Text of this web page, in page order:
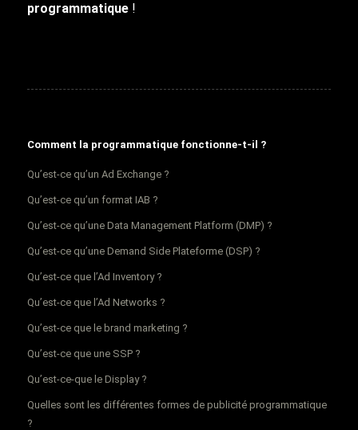
programmatique !
Comment la programmatique fonctionne-t-il ?
Qu’est-ce qu’un Ad Exchange ?
Qu’est-ce qu’un format IAB ?
Qu’est-ce qu’une Data Management Platform (DMP) ?
Qu’est-ce qu’une Demand Side Plateforme (DSP) ?
Qu’est-ce que l’Ad Inventory ?
Qu’est-ce que l’Ad Networks ?
Qu’est-ce que le brand marketing ?
Qu’est-ce que une SSP ?
Qu’est-ce-que le Display ?
Quelles sont les différentes formes de publicité programmatique
?